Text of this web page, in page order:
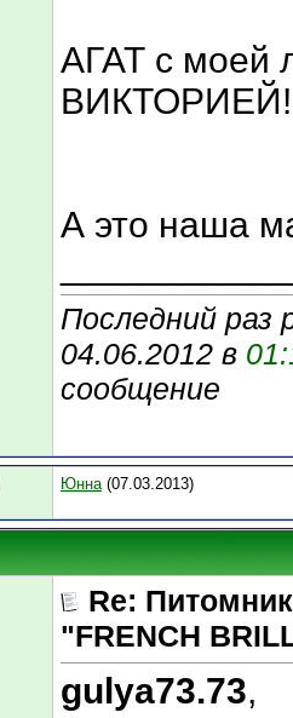
АГАТ с моей
А это наша
Последний раз
04.06.2012 в
сообщение
Юнна(07.03.2013)
Re:
"FRENCH
gulya73.73,